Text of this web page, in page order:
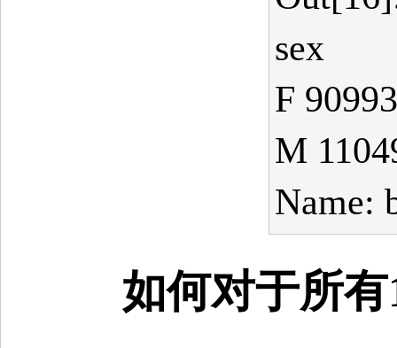
sex
F
M
Name:
如何对于所